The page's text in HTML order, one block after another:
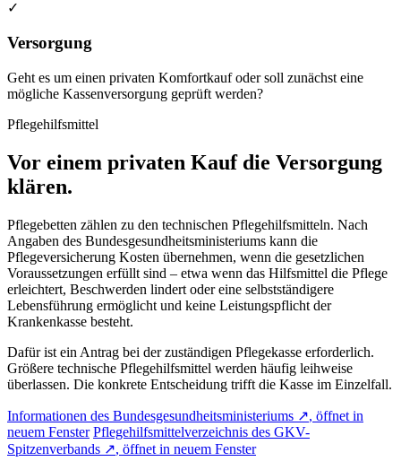
✓
Versorgung
Geht es um einen privaten Komfortkauf oder soll zunächst eine
mögliche Kassenversorgung geprüft werden?
Pflegehilfsmittel
Vor einem privaten Kauf die Versorgung
klären.
Pflegebetten zählen zu den technischen Pflegehilfsmitteln. Nach
Angaben des Bundesgesundheitsministeriums kann die
Pflegeversicherung Kosten übernehmen, wenn die gesetzlichen
Voraussetzungen erfüllt sind – etwa wenn das Hilfsmittel die Pflege
erleichtert, Beschwerden lindert oder eine selbstständigere
Lebensführung ermöglicht und keine Leistungspflicht der
Krankenkasse besteht.
Dafür ist ein Antrag bei der zuständigen Pflegekasse erforderlich.
Größere technische Pflegehilfsmittel werden häufig leihweise
überlassen. Die konkrete Entscheidung trifft die Kasse im Einzelfall.
Informationen des Bundesgesundheitsministeriums ↗, öffnet in
neuem Fenster Pflegehilfsmittelverzeichnis des GKV-
Spitzenverbands ↗, öffnet in neuem Fenster